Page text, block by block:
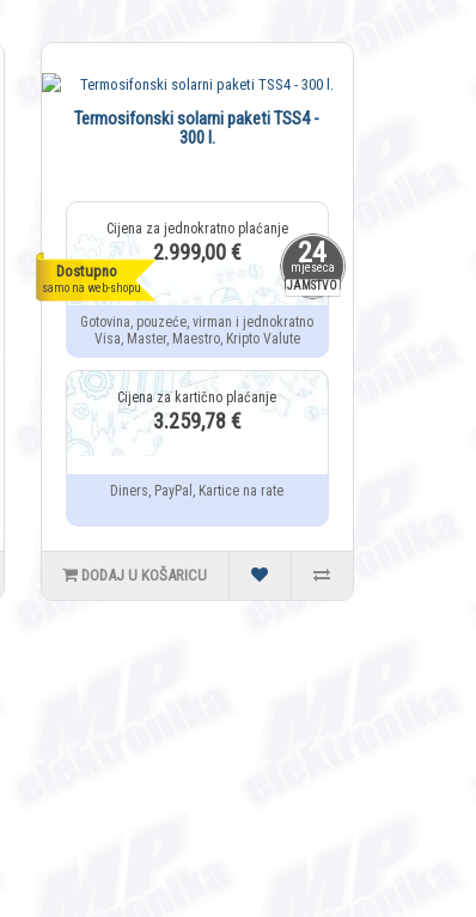
24
mjeseca
JAMSTVO
Dostupno
samo na web-shopu
Termosifonski solarni paketi TSS4 -
300 l.
2.999,00 €
Gotovina, pouzeće, virman i jednokratno
Visa, Master, Maestro, Kripto Valute
3.259,78 €
Diners, PayPal, Kartice na rate
DODAJ U KOŠARICU